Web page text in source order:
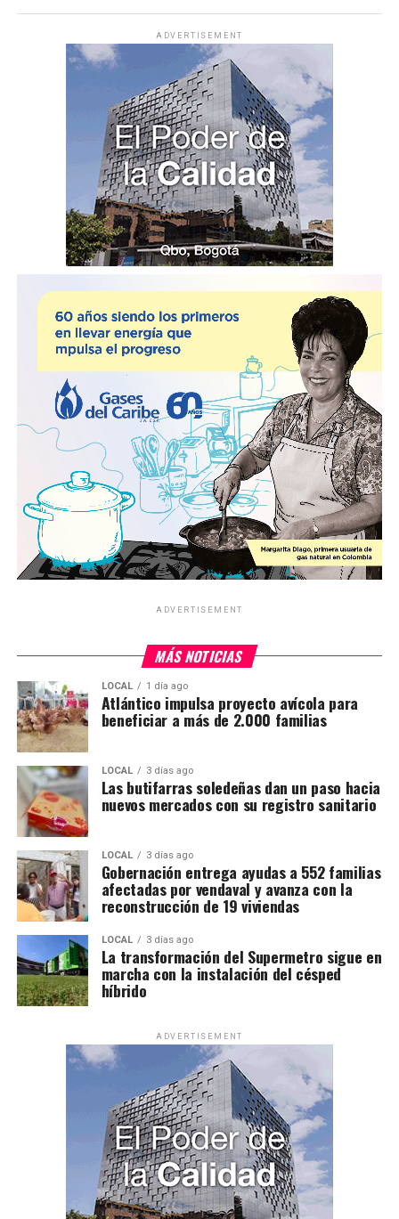
ADVERTISEMENT
ADVERTISEMENT
MÁS NOTICIAS
LOCAL 1 día ago
Atlántico impulsa proyecto avícola para
beneficiar a más de 2.000 familias
LOCAL 3 días ago
Las butifarras soledeñas dan un paso hacia
nuevos mercados con su registro sanitario
LOCAL 3 días ago
Gobernación entrega ayudas a 552 familias
afectadas por vendaval y avanza con la
reconstrucción de 19 viviendas
LOCAL 3 días ago
La transformación del Supermetro sigue en
marcha con la instalación del césped
híbrido
ADVERTISEMENT